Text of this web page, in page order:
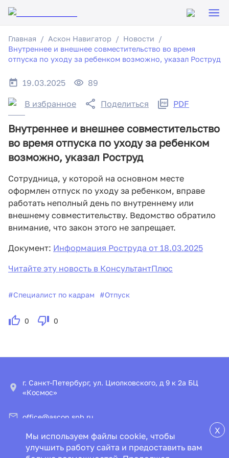
Главная Аскон Навигатор
Новости
Внутреннее и внешнее совместительство во время
отпуска по уходу за ребенком возможно, указал Роструд
19.03.2025 89
В избранное Поделиться PDF
Внутреннее и внешнее совместительство
во время отпуска по уходу за ребенком
возможно, указал Роструд
Сотрудница, у которой на основном месте
оформлен отпуск по уходу за ребенком, вправе
работать неполный день по внутреннему или
внешнему совместительству. Ведомство обратило
внимание, что закон этого не запрещает.
Документ: Информация Роструда от 18.03.2025
Читайте эту новость в КонсультантПлюс
#Специалист по кадрам #Отпуск
0 0
X
Мы используем файлы cookie, чтобы
улучшить работу сайта и предоставить вам
г. Санкт-Петербург, ул. Циолковского, д 9 к 2а БЦ
«Космос»
office@ascon.spb.ru
© ООО «ИПЦ «Консультант+Аскон»